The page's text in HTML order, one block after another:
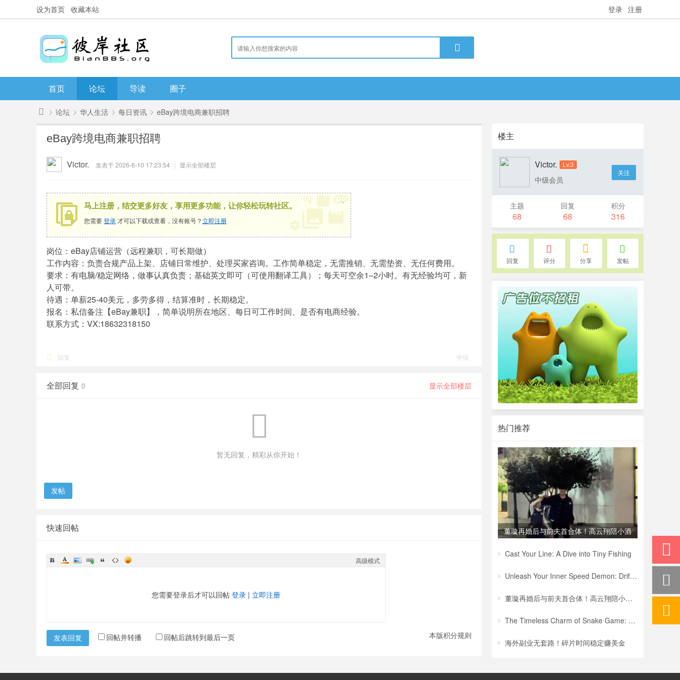
设为首页 收藏本站 登录 注册
首页 论坛 导读 圈子
彼
»
论坛 华人生活 每日资讯 eBay跨境电商兼职招聘
eBay跨境电商兼职招聘
Victor. 发表于 2026-6-10 17:23:54 | 显示全部楼层
马上注册，结交更多好友，享用更多功能，让你轻松玩转社区。
您需要登录 才可以下载或查看，没有账号？立即注册
×
岗位：eBay店铺运营（远程兼职，可长期做）
工作内容：负责合规产品上架、店铺日常维护、处理买家咨询。工作简单稳定，无需推销、无需垫资、无任何费用。
要求：有电脑/稳定网络，做事认真负责；基础英文即可（可使用翻译工具）；每天可空余1–2小时。有无经验均可，新
人可带。
待遇：单薪25-40美元，多劳多得，结算准时，长期稳定。
报名：私信备注【eBay兼职】，简单说明所在地区、每日可工作时间、是否有电商经验。
联系方式：VX:18632318150
回复 举报
全部回复 0 显示全部楼层
暂无回复，精彩从你开始！
发帖
快速回帖
高级模式
您需要登录后才可以回帖 登录 | 立即注册
本版积分规则
发表回复 回帖并转播 回帖后跳转到最后一页
楼主
Victor. Lv.3
中级会员
关注
主题
68
回复
68
积分
316
回复 评分 分享 发帖
热门推荐
董璇再婚后与前夫首合体！高云翔陪小酒
Cast Your Line: A Dive into Tiny Fishing
Unleash Your Inner Speed Demon: Drift Hu
董璇再婚后与前夫首合体！高云翔陪小酒窝买
The Timeless Charm of Snake Game: A Jour
海外副业无套路！碎片时间稳定赚美金